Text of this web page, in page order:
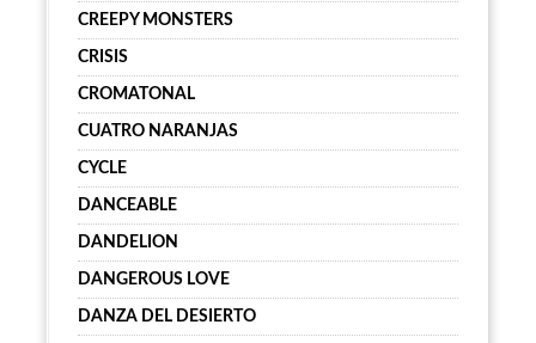
CREEPY MONSTERS
CRISIS
CROMATONAL
CUATRO NARANJAS
CYCLE
DANCEABLE
DANDELION
DANGEROUS LOVE
DANZA DEL DESIERTO